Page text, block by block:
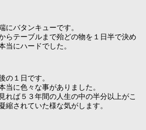
にバタンキューです。
らテーブルまで殆どの物を１日半で決め
当にハードでした。
の１日です。
当に色々な事がありました。
れば５３年間の人生の中の半分以上がこ
縮されていた様な気がします。